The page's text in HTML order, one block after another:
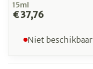
15ml
€ 37,76
Niet beschikbaar